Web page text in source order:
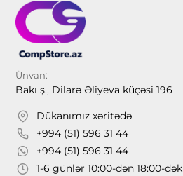
Ünvan:
Bakı ş., Dilarə Əliyeva küçəsi 196
Dükanımız xəritədə
+994 (51) 596 31 44
+994 (51) 596 31 44
1-6 günlər 10:00-dən 18:00-dək